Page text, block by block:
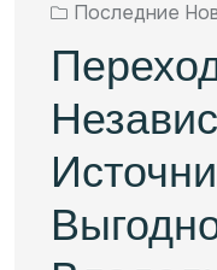
Последние